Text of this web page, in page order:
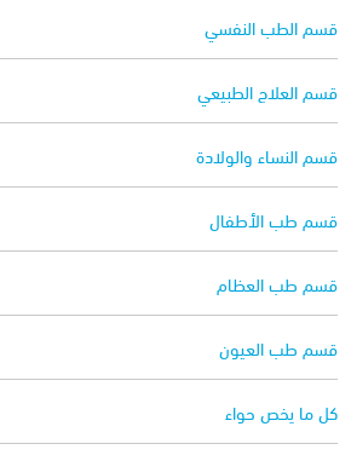
قسم الطب النفسي
قسم العلاج الطبيعي
قسم النساء والولادة
قسم طب الأطفال
قسم طب العظام
قسم طب العيون
كل ما يخص حواء